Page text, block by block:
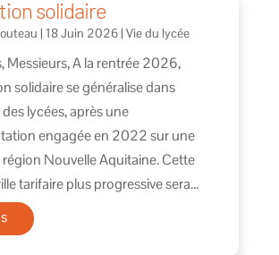
solidaire
| 18 Juin 2026| Vie du lycée
Messieurs, A la rentrée 2026,
solidaire se généralise dans
des lycées, après une
engagée en 2022 sur une
région Nouvelle Aquitaine. Cette
tarifaire plus progressive sera...